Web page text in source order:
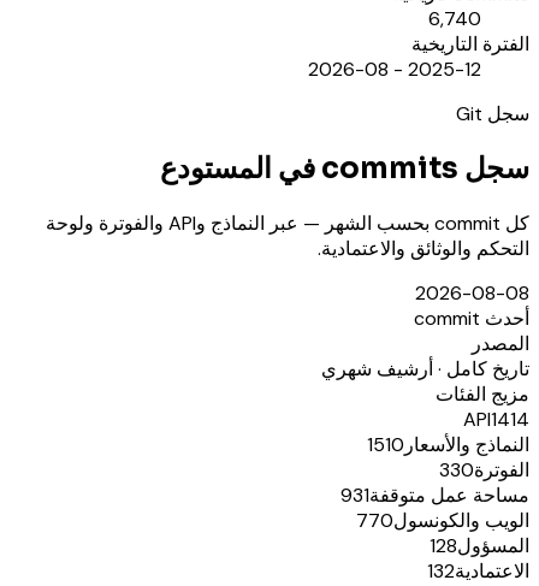
6,740
الفترة التاريخية
2025-12 - 2026-08
سجل Git
سجل commits في المستودع
كل commit بحسب الشهر — عبر النماذج وAPI والفوترة ولوحة
التحكم والوثائق والاعتمادية.
2026-08-08
أحدث commit
المصدر
تاريخ كامل · أرشيف شهري
مزيج الفئات
API1414
النماذج والأسعار 1510
الفوترة330
مساحة عمل متوقفة931
الويب والكونسول770
المسؤول128
الاعتمادية132